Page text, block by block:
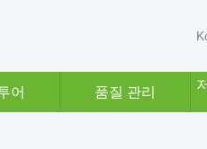
어 품질 관리